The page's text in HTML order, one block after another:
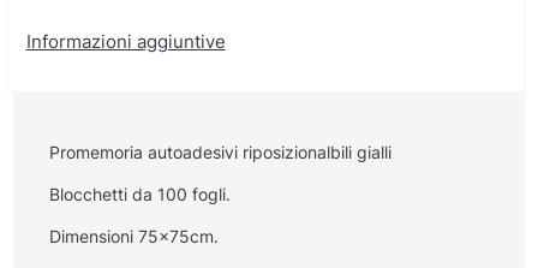
Informazioni aggiuntive
Promemoria autoadesivi riposizionalbili gialli
Blocchetti da 100 fogli.
Dimensioni 75x75cm.